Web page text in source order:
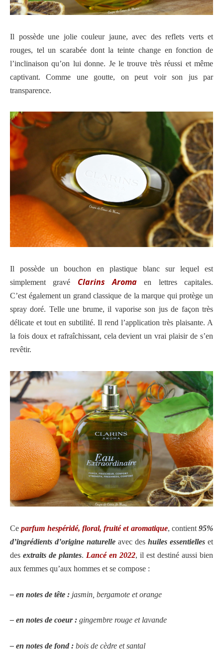
Il possède une jolie couleur jaune, avec des reflets verts et
rouges, tel un scarabée dont la teinte change en fonction de
l’inclinaison qu’on lui donne. Je le trouve très réussi et même
captivant. Comme une goutte, on peut voir son jus par
transparence.
Il possède un bouchon en plastique blanc sur lequel est
simplement gravé Clarins Aroma en lettres capitales.
C’est également un grand classique de la marque qui protège un
spray doré. Telle une brume, il vaporise son jus de façon très
délicate et tout en subtilité. Il rend l’application très plaisante. A
la fois doux et rafraîchissant, cela devient un vrai plaisir de s’en
revêtir.
Ceparfum hespéridé, floral, fruité et aromatique, contient 95%
d’ingrédients d’origine naturelle avec des huiles essentielles et
des extraits de plantes. Lancé en 2022, il est destiné aussi bien
aux femmes qu’aux hommes et se compose :
– en notes de tête : jasmin, bergamote et orange
– en notes de coeur : gingembre rouge et lavande
– en notes de fond : bois de cèdre et santal